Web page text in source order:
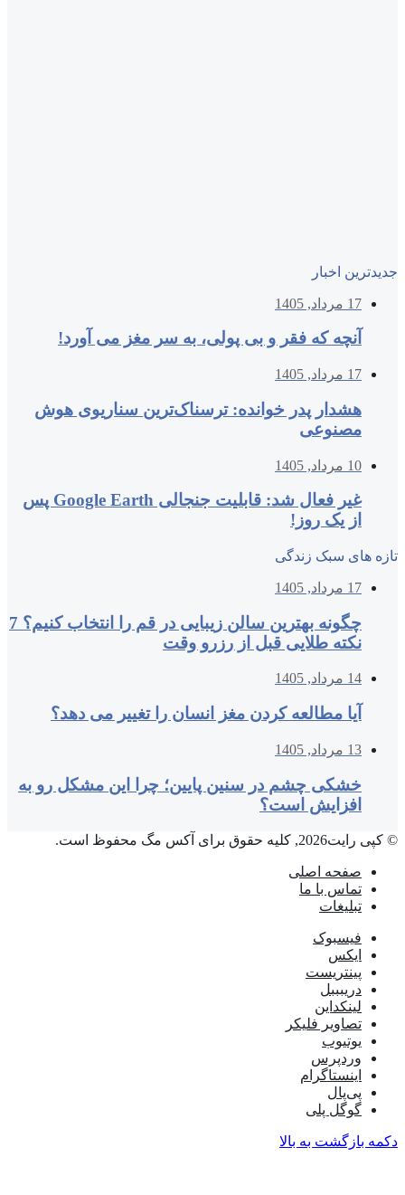
جدیدترین اخبار
17 مرداد, 1405
آنچه که فقر و بی‌ پولی، به سر مغز می‌ آورد!
17 مرداد, 1405
هشدار پدر خوانده: ترسناک‌ترین سناریوی هوش
مصنوعی
10 مرداد, 1405
غیر فعال شد: قابلیت جنجالی Google Earth پس
از یک روز!
تازه های سبک زندگی
17 مرداد, 1405
چگونه بهترین سالن زیبایی در قم را انتخاب کنیم؟ 7
نکته طلایی قبل از رزرو وقت
14 مرداد, 1405
آیا مطالعه کردن مغز انسان را تغییر می‌ دهد؟
13 مرداد, 1405
خشکی چشم در سنین پایین؛ چرا این مشکل رو به
افزایش است؟
© کپی رایت2026, کلیه حقوق برای آکس مگ محفوظ است.
صفحه اصلی
تماس با ما
تبلیغات
فیسبوک
ایکس
پینتریست
دریبببل
لینکداین
تصاویر فلیکر
یوتیوب
وردپرس
اینستاگرام
پی‌پال
گوگل پلی
دکمه بازگشت به بالا